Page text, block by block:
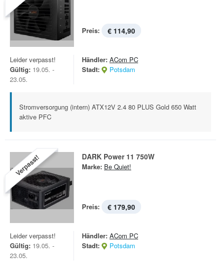
Preis: € 114,90
Leider verpasst!
Gültig: 19.05. -
23.05.
Händler: ACom PC
Stadt:
Potsdam
Stromversorgung (intern) ATX12V 2.4 80 PLUS Gold 650 Watt
aktive PFC
Verpasst! DARK Power 11 750W
Marke: Be Quiet!
Preis: € 179,90
Leider verpasst!
Gültig: 19.05. -
23.05.
Händler: ACom PC
Stadt:
Potsdam